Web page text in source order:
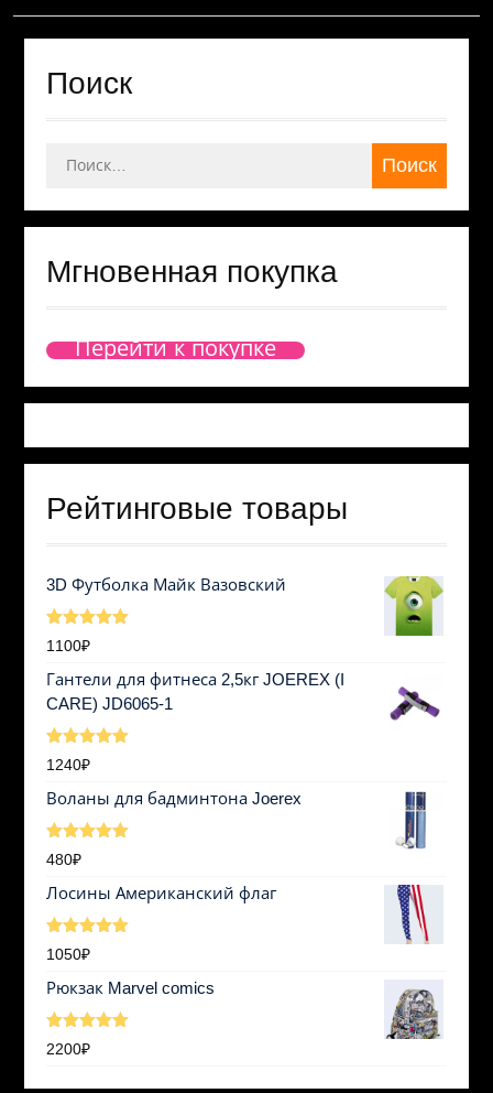
Поиск
Мгновенная покупка
Перейти к покупке
Рейтинговые товары
3D Футболка Майк Вазовский
Оценка
5.00из 5
1100₽
Гантели для фитнеса 2,5кг JOEREX (I
CARE) JD6065-1
Оценка
5.00из 5
1240₽
Воланы для бадминтона Joerex
Оценка
5.00из 5
480₽
Лосины Американский флаг
Оценка
5.00из 5
1050₽
Рюкзак Marvel comics
Оценка
5.00из 5
2200₽